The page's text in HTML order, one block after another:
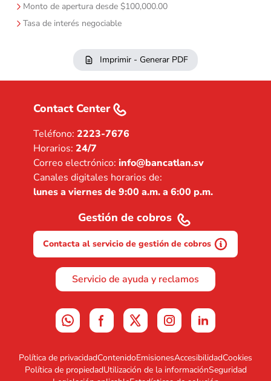
Monto de apertura desde $100,000.00
Tasa de interés negociable
Imprimir - Generar PDF
Contact Center
Teléfono: 2223-7676
Horarios: 24/7
Correo electrónico: info@bancatlan.sv
Canales digitales horarios de:
lunes a viernes de 9:00 a.m. a 6:00 p.m.
Gestión de cobros
Contacta al servicio de gestión de cobros
Servicio de ayuda y reclamos
Política de privacidadContenidoEmisionesAccesibilidadCookies
Política de propiedadUtilización de la informaciónSeguridad